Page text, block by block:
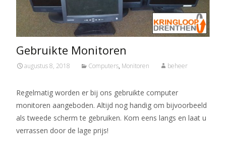
Gebruikte Monitoren
augustus 8, 2018 Computers, Monitoren beheer
Regelmatig worden er bij ons gebruikte computer
monitoren aangeboden. Altijd nog handig om bijvoorbeeld
als tweede scherm te gebruiken. Kom eens langs en laat u
verrassen door de lage prijs!